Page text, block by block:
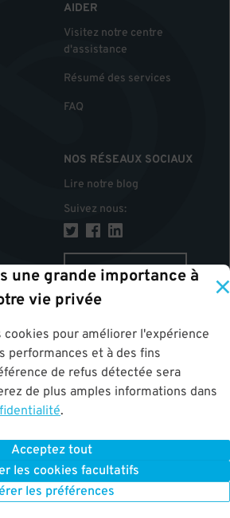
une grande importance à
vie privée
cookies pour améliorer l'expérience
performances et à des fins
de refus détectée sera
de plus amples informations dans
.
Acceptez tout
les cookies facultatifs
les préférences
AIDER
Visitez notre centre
d'assistance
Résumé des services
FAQ
NOS RÉSEAUX SOCIAUX
Lire notre blog
Suivez nous:
CANADA
HAUT
sont réservés.
Policy|ALPR Policy